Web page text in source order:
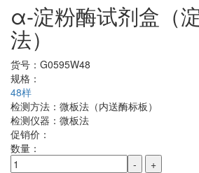
α-淀粉酶试剂盒（
法）
货号： G0595W48
规格：
48样
检测方法： 微板法（内送酶标板）
检测仪器： 微板法
促销价：
数量：
-
+